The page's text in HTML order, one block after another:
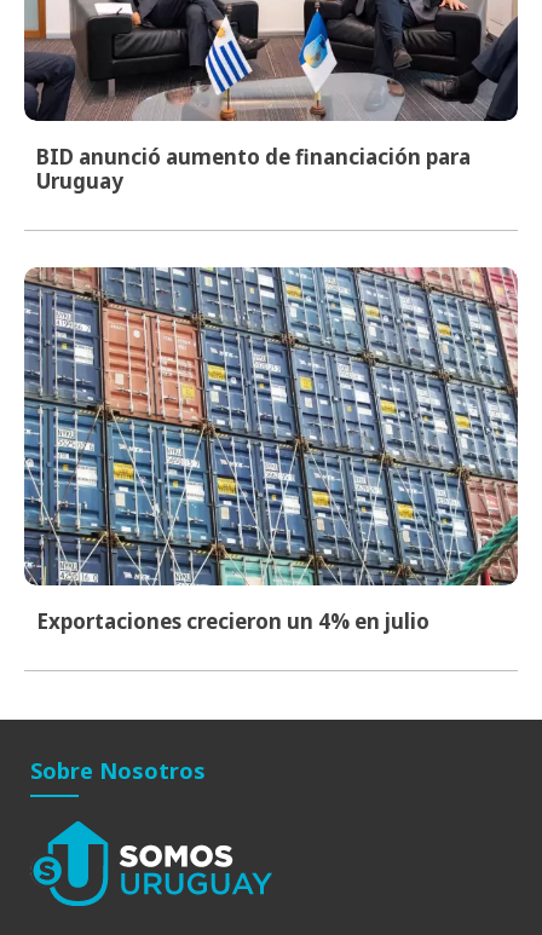
BID anunció aumento de financiación para
Uruguay
Exportaciones crecieron un 4% en julio
Sobre Nosotros